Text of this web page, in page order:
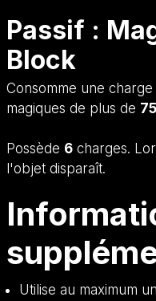
Passif :
Block
Consomme une
magiques de plus de 75
Possède 6 charges.
l'objet disparaît.
Utilise au maximum